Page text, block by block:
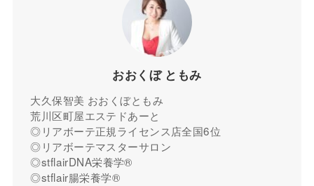
おおくぼ ともみ
大久保智美 おおくぼともみ
荒川区町屋エステドあーと
◎リアボーテ正規ライセンス店全国6位
◎リアボーテマスターサロン
◎stflairDNA栄養学®︎
◎stflair腸栄養学®︎